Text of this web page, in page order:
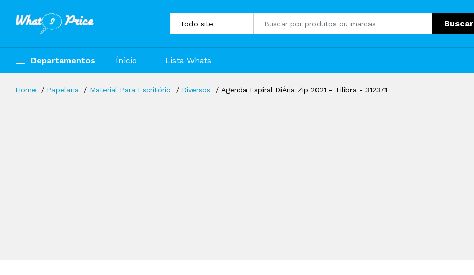
Buscar
Departamentos Ínicio Lista Whats
Home Papelaria Material Para Escritório Diversos Agenda Espiral DiÁria Zip 2021 - Tilibra - 312371